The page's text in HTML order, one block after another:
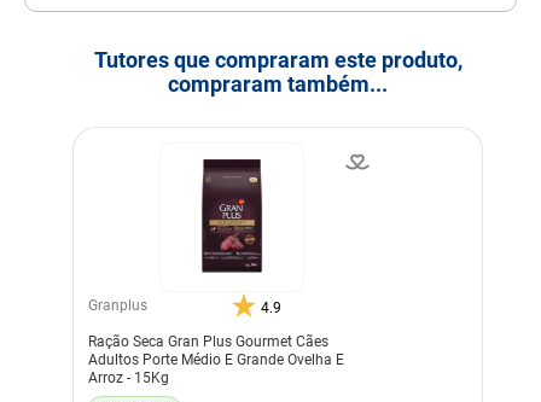
Tutores que compraram este produto,
compraram também...
Granplus 4.9
Ração Seca Gran Plus Gourmet Cães
Adultos Porte Médio E Grande Ovelha E
Arroz - 15Kg